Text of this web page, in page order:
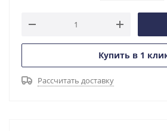
Купить в 1
Рассчитать доставку